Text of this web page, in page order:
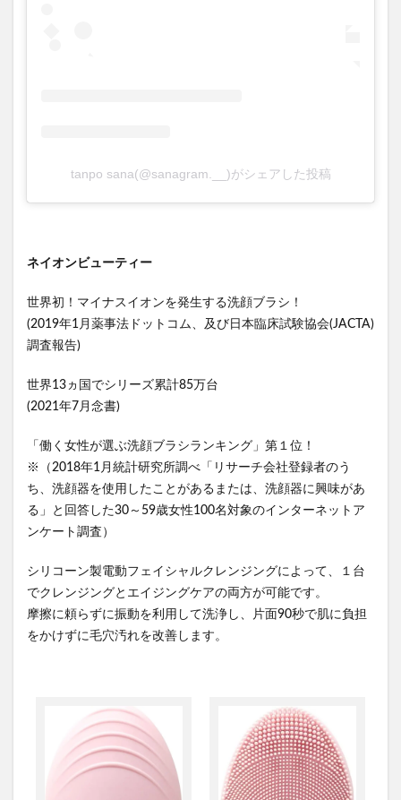
tanpo sana(@sanagram.__)がシェアした投稿
ネイオンビューティー
世界初！マイナスイオンを発生する洗顔ブラシ！
(2019年1月薬事法ドットコム、及び日本臨床試験協会(JACTA)
調査報告)
世界13ヵ国でシリーズ累計85万台
(2021年7月念書)
「働く女性が選ぶ洗顔ブラシランキング」第１位！
※（2018年1月統計研究所調べ「リサーチ会社登録者のう
ち、洗顔器を使用したことがあるまたは、洗顔器に興味があ
る」と回答した30～59歳女性100名対象のインターネットア
ンケート調査）
シリコーン製電動フェイシャルクレンジングによって、１台
でクレンジングとエイジングケアの両方が可能です。
摩擦に頼らずに振動を利用して洗浄し、片面90秒で肌に負担
をかけずに毛穴汚れを改善します。